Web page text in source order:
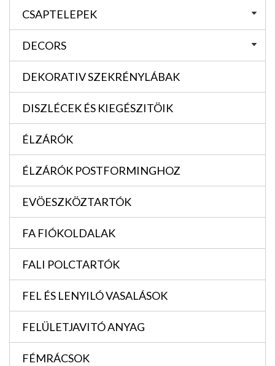
CSAPTELEPEK
DECORS
DEKORATIV SZEKRÉNYLÁBAK
DISZLÉCEK ÉS KIEGÉSZITÖIK
ÉLZÁRÓK
ÉLZÁRÓK POSTFORMINGHOZ
EVÖESZKÖZTARTÓK
FA FIÓKOLDALAK
FALI POLCTARTÓK
FEL ÉS LENYILÓ VASALÁSOK
FELÜLETJAVITÓ ANYAG
FÉMRÁCSOK